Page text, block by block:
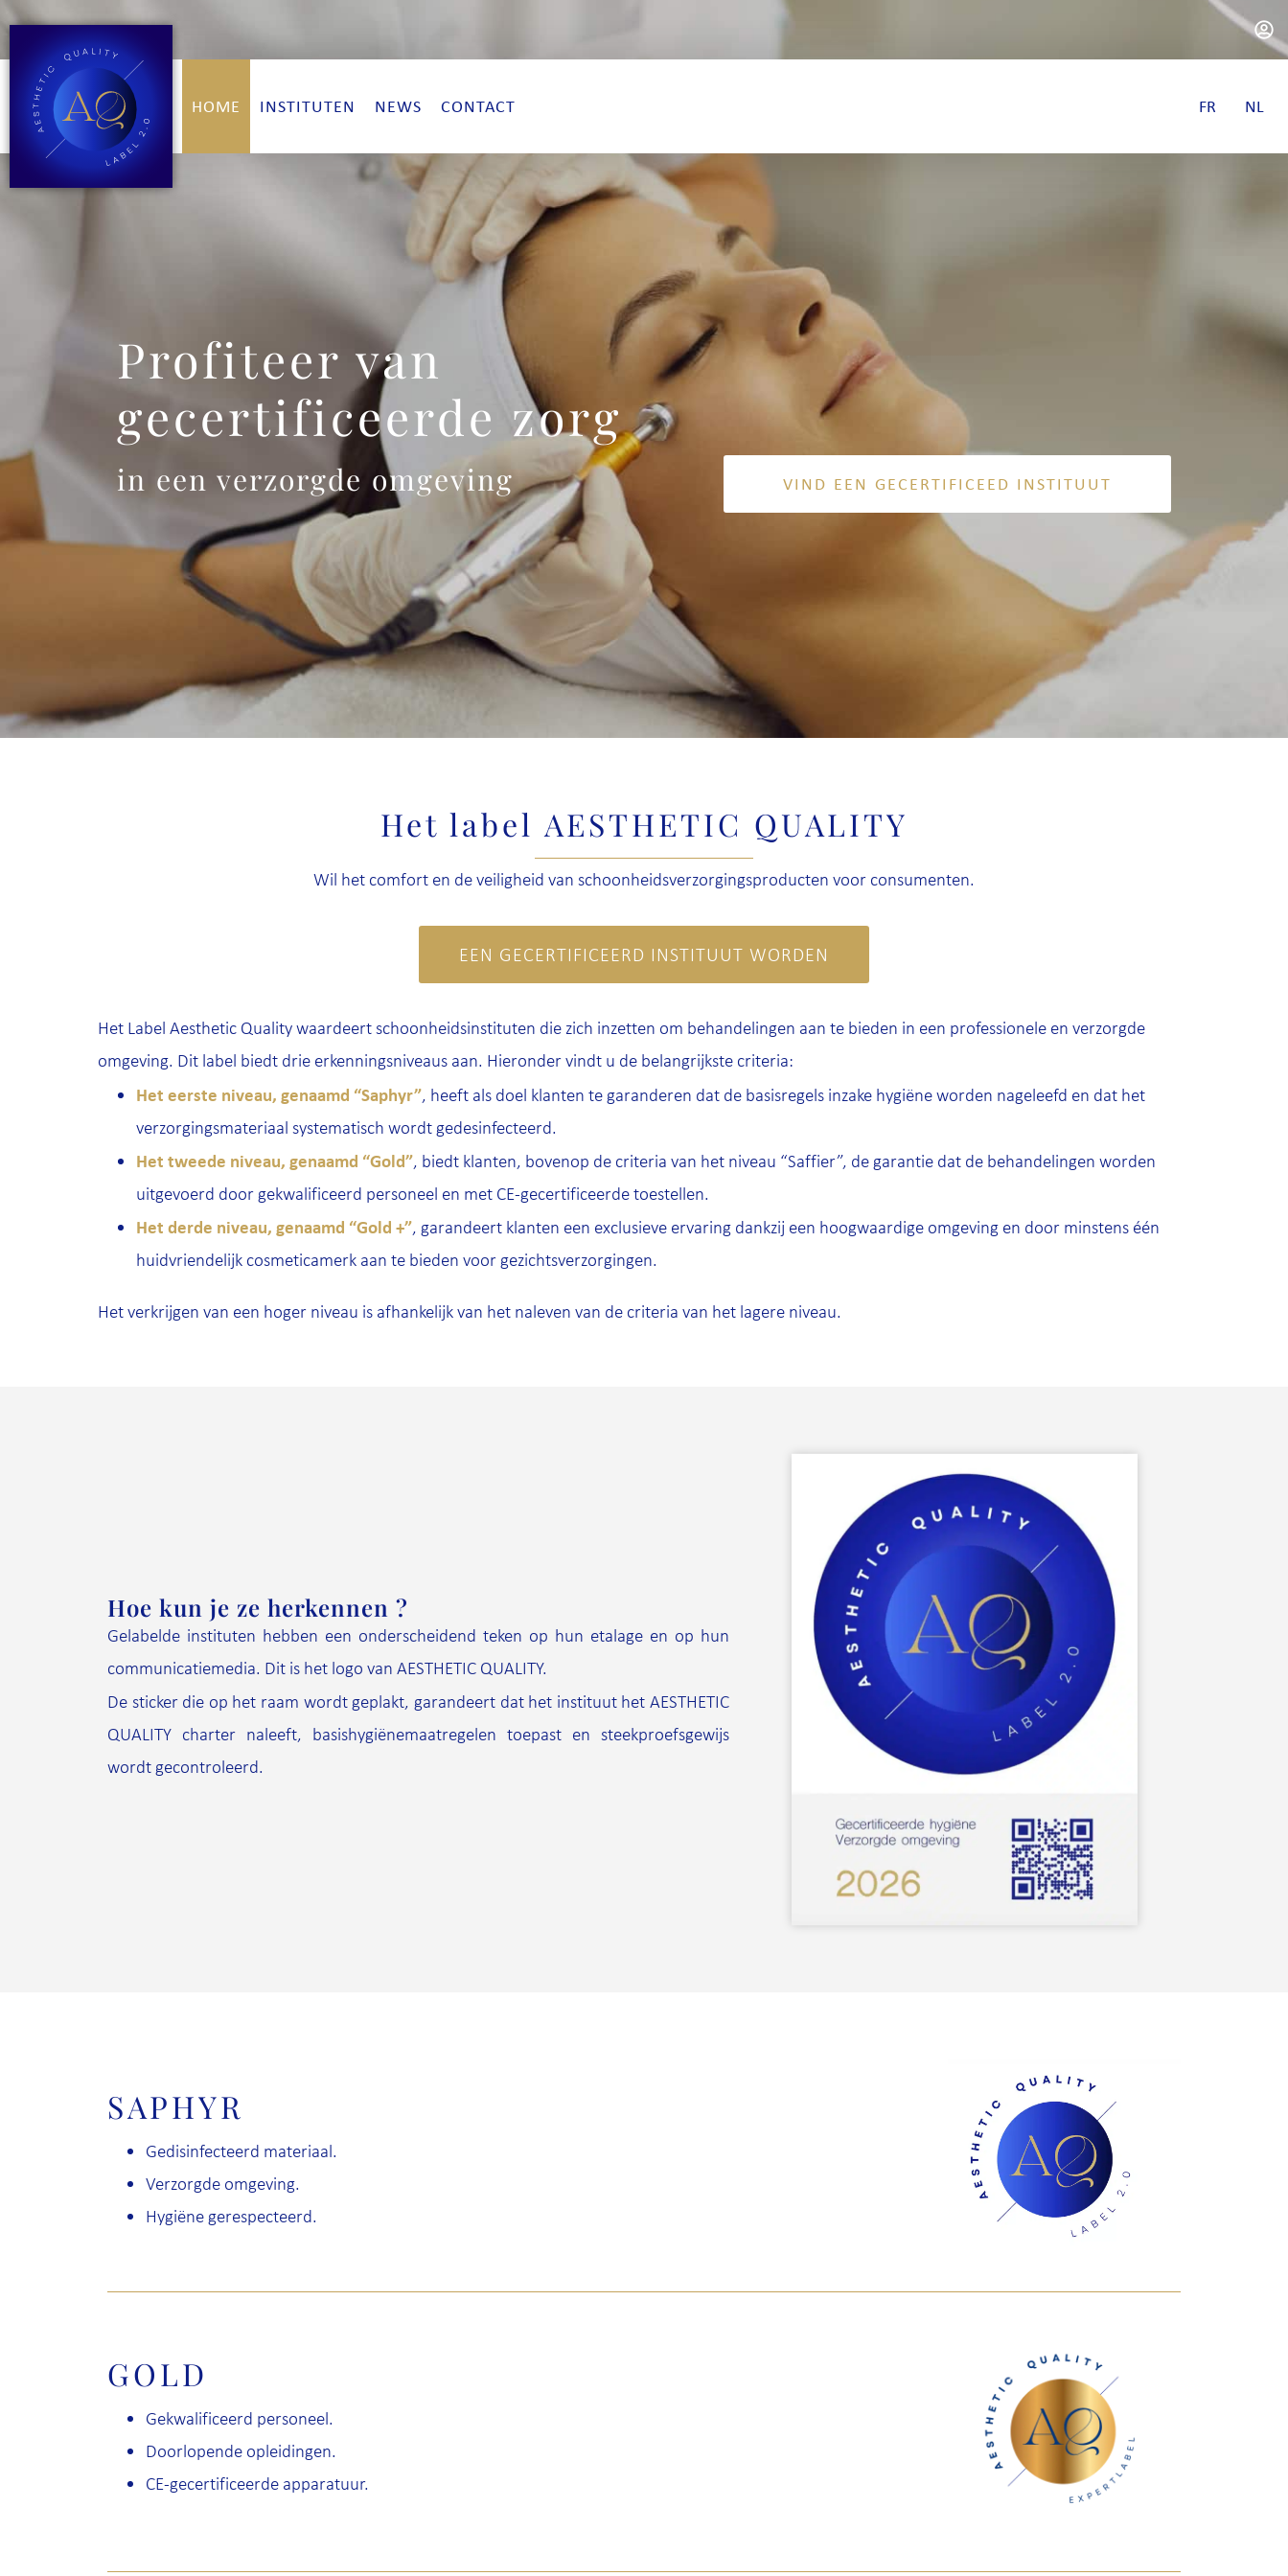
HOME INSTITUTEN NEWS CONTACT FR NL
Profiteer van
gecertificeerde zorg
in een verzorgde omgeving VIND EEN GECERTIFICEED INSTITUUT
Het label AESTHETIC QUALITY
Wil het comfort en de veiligheid van schoonheidsverzorgingsproducten voor consumenten.
EEN GECERTIFICEERD INSTITUUT WORDEN
Het Label Aesthetic Quality waardeert schoonheidsinstituten die zich inzetten om behandelingen aan te bieden in een professionele en verzorgde
omgeving. Dit label biedt drie erkenningsniveaus aan. Hieronder vindt u de belangrijkste criteria:
Het eerste niveau, genaamd “Saphyr”, heeft als doel klanten te garanderen dat de basisregels inzake hygiëne worden nageleefd en dat het
verzorgingsmateriaal systematisch wordt gedesinfecteerd.
Het tweede niveau, genaamd “Gold”, biedt klanten, bovenop de criteria van het niveau “Saffier”, de garantie dat de behandelingen worden
uitgevoerd door gekwalificeerd personeel en met CE-gecertificeerde toestellen.
Het derde niveau, genaamd “Gold +”, garandeert klanten een exclusieve ervaring dankzij een hoogwaardige omgeving en door minstens één
huidvriendelijk cosmeticamerk aan te bieden voor gezichtsverzorgingen.
Het verkrijgen van een hoger niveau is afhankelijk van het naleven van de criteria van het lagere niveau.
Hoe kun je ze herkennen ?
Gelabelde instituten hebben een onderscheidend teken op hun etalage en op hun
communicatiemedia. Dit is het logo van AESTHETIC QUALITY.
De sticker die op het raam wordt geplakt, garandeert dat het instituut het AESTHETIC
QUALITY charter naleeft, basishygiënemaatregelen toepast en steekproefsgewijs
wordt gecontroleerd.
SAPHYR
Gedisinfecteerd materiaal.
Verzorgde omgeving.
Hygiëne gerespecteerd.
GOLD
Gekwalificeerd personeel.
Doorlopende opleidingen.
CE-gecertificeerde apparatuur.